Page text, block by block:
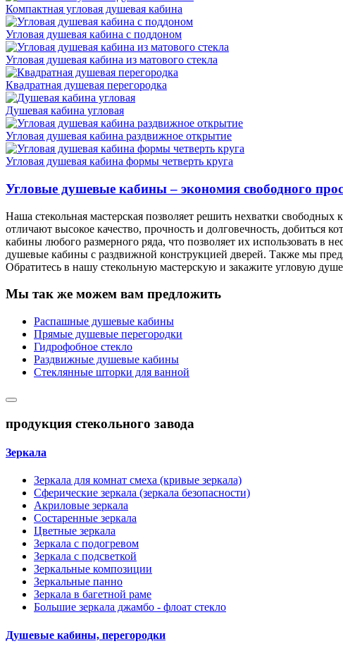
Компактная угловая душевая кабина
Угловая душевая кабина с поддоном
Угловая душевая кабина из матового стекла
Квадратная душевая перегородка
Душевая кабина угловая
Угловая душевая кабина раздвижное открытие
Угловая душевая кабина формы четверть круга
Угловые душевые кабины – экономия свободного
Наша стекольная мастерская позволяет решить нехватки
отличают высокое качество, прочность и долговечность, добиться
кабины любого размерного ряда, что позволяет их использовать в
душевые кабины с раздвижной конструкцией дверей. Также мы
Обратитесь в нашу стекольную мастерскую и закажите угловую
Мы так же можем вам предложить
Распашные душевые кабины
Прямые душевые перегородки
Гидрофобное стекло
Раздвижные душевые кабины
Стеклянные шторки для ванной
продукция стекольного завода
Зеркала
Зеркала для комнат смеха (кривые зеркала)
Сферические зеркала (зеркала безопасности)
Акриловые зеркала
Состаренные зеркала
Цветные зеркала
Зеркала с подогревом
Зеркала с подсветкой
Зеркальные композиции
Зеркальные панно
Зеркала в багетной раме
Большие зеркала джамбо - флоат стекло
Душевые кабины, перегородки